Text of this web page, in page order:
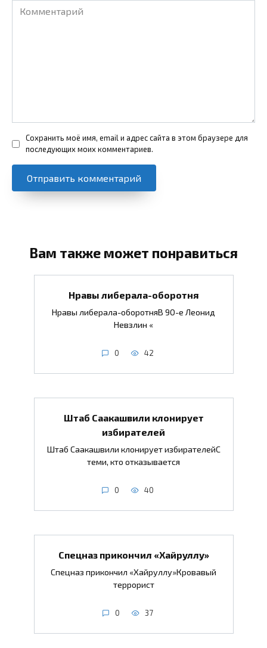
Комментарий
Сохранить моё имя, email и адрес сайта в этом браузере для
последующих моих комментариев.
Вам также может понравиться
Нравы либерала-оборотня
Нравы либерала-оборотняВ 90-е Леонид
Невзлин «
0 42
Штаб Саакашвили клонирует
избирателей
Штаб Саакашвили клонирует избирателейС
теми, кто отказывается
0 40
Спецназ прикончил «Хайруллу»
Спецназ прикончил «Хайруллу»Кровавый
террорист
0 37